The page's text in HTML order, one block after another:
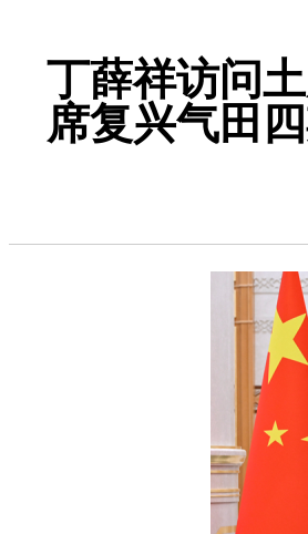
丁薛祥访问
席复兴气田